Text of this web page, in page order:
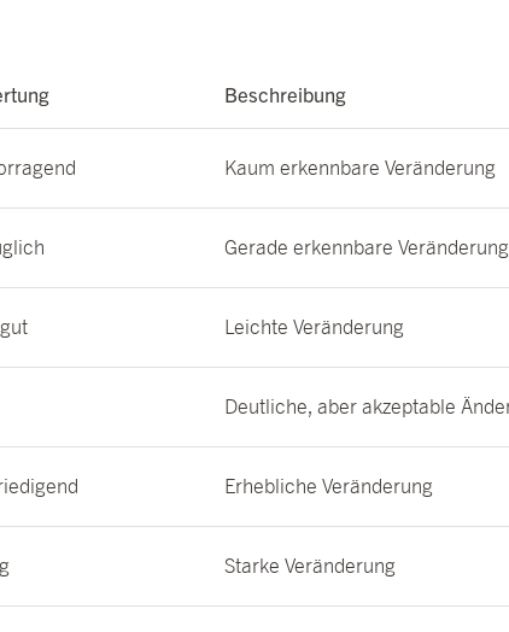
Beschreibung
Kaum erkennbare Veränderung
Gerade erkennbare Veränderung
Leichte Veränderung
Deutliche, aber akzeptable
Erhebliche Veränderung
Starke Veränderung